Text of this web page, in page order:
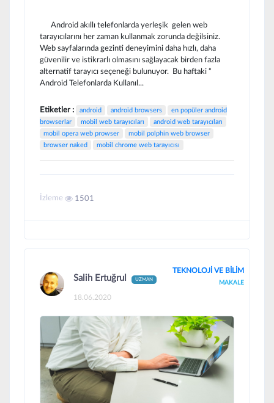
Android akıllı telefonlarda yerleşik gelen web
tarayıcılarını her zaman kullanmak zorunda değilsiniz.
Web sayfalarında gezinti deneyimini daha hızlı, daha
güvenilir ve istikrarlı olmasını sağlayacak birden fazla
alternatif tarayıcı seçeneği bulunuyor. Bu haftaki “
Android Telefonlarda Kullanıl...
Etiketler : android android browsers
en popüler android
browserlar
mobil web tarayıcıları
android web tarayıcıları
mobil opera web prowser
mobil polphin web browser
browser naked
mobil chrome web tarayıcısı
İzleme 1501
Salih Ertuğrul UZMAN
18.06.2020
TEKNOLOJİ VE BİLİM
MAKALE